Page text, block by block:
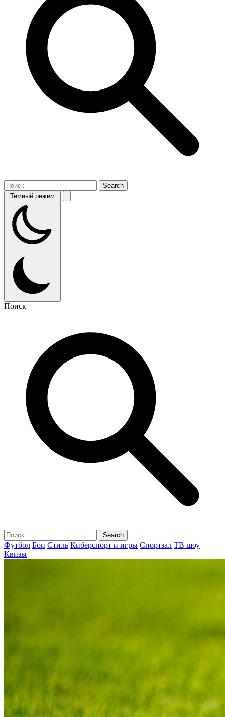
Темный режим
Поиск
Футбол Бои Стиль Киберспорт и игры Спортзал ТВ шоу
Квизы